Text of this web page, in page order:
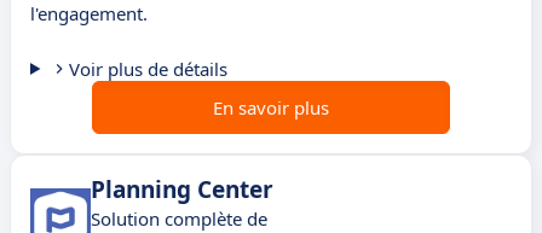
l'engagement.
Voir plus de détails
En savoir plus
Planning Center
Solution complète de